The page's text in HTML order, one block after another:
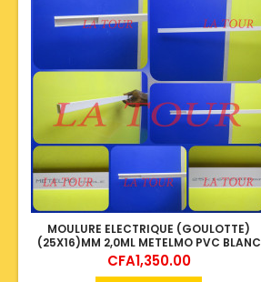
MOULURE ELECTRIQUE (GOULOTTE)
(25X16)MM 2,0ML METELMO PVC BLANC
Price
CFA1,350.00